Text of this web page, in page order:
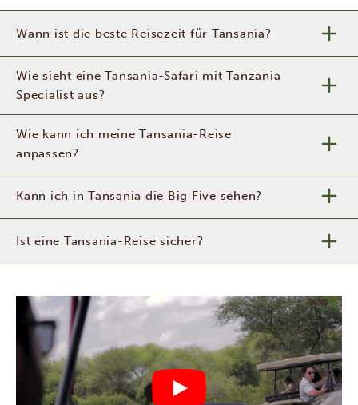
Wann ist die beste Reisezeit für Tansania?
Wie sieht eine Tansania-Safari mit Tanzania
Specialist aus?
Wie kann ich meine Tansania-Reise
anpassen?
Kann ich in Tansania die Big Five sehen?
Ist eine Tansania-Reise sicher?